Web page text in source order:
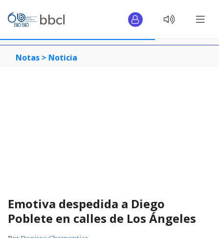
Notas > Noticia
Emotiva despedida a Diego
Poblete en calles de Los Ángeles